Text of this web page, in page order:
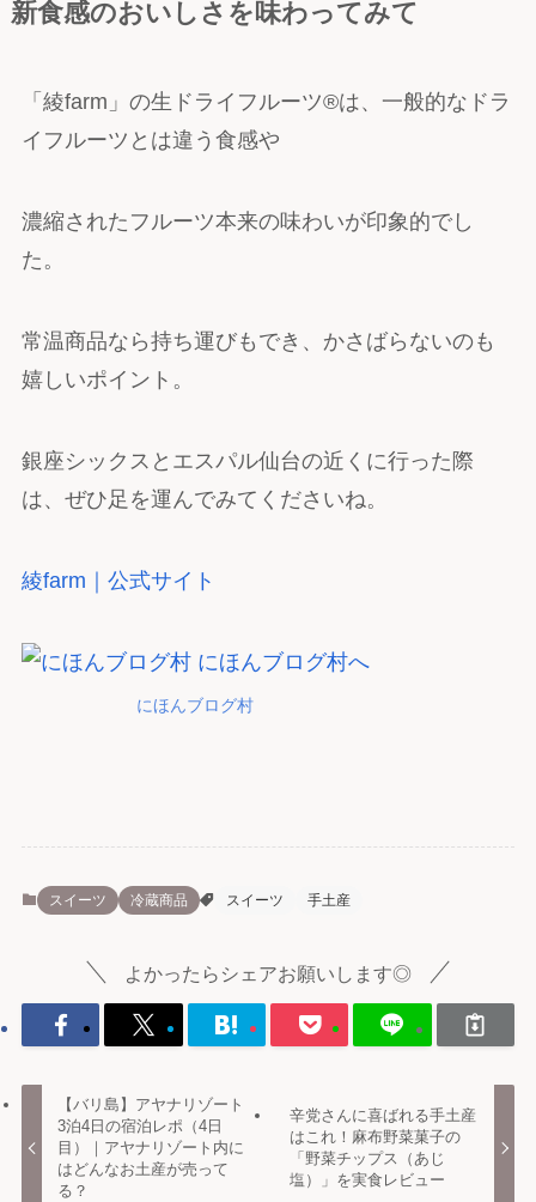
新食感のおいしさを味わってみて
「綾farm」の生ドライフルーツ®は、一般的なドラ
イフルーツとは違う食感や
濃縮されたフルーツ本来の味わいが印象的でし
た。
常温商品なら持ち運びもでき、かさばらないのも
嬉しいポイント。
銀座シックスとエスパル仙台の近くに行った際
は、ぜひ足を運んでみてくださいね。
綾farm｜公式サイト
にほんブログ村
スイーツ 冷蔵商品 スイーツ 手土産
よかったらシェアお願いします◎
【バリ島】アヤナリゾート
3泊4日の宿泊レポ（4日
目）｜アヤナリゾート内に
はどんなお土産が売って
る？
辛党さんに喜ばれる手土産
はこれ！麻布野菜菓子の
「野菜チップス（あじ
塩）」を実食レビュー